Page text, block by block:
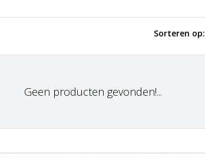
Sorteren op:
Geen producten gevonden!...